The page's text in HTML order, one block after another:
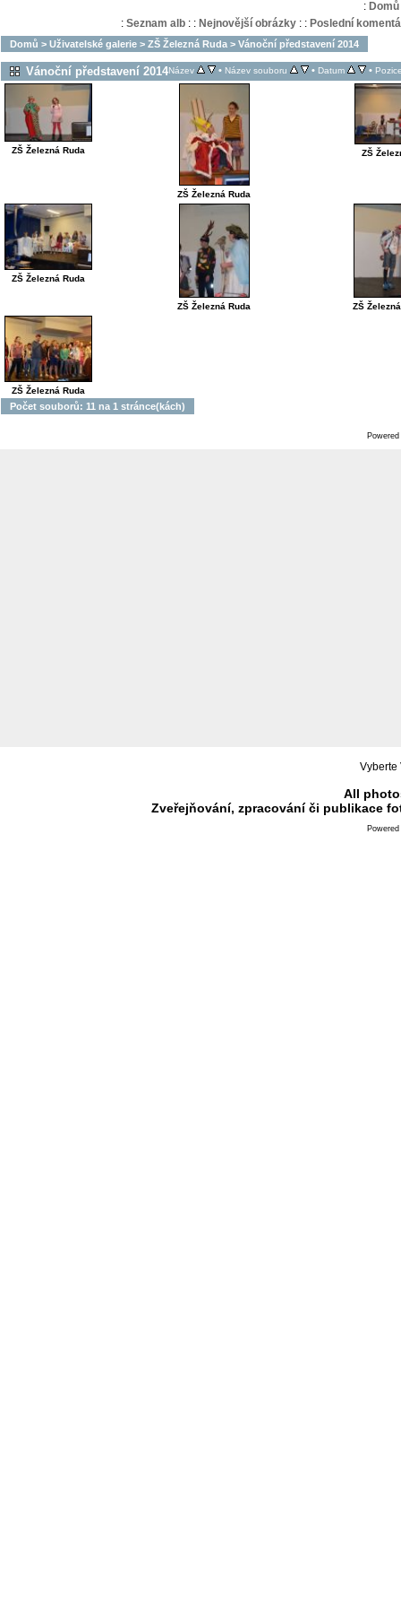
: Domů
: Seznam alb: : Nejnovější obrázky: : Poslední
Domů > Uživatelské galerie > ZŠ Železná Ruda > Vánoční představení 2014
Vánoční představení 2014Název • Název souboru • Datum •
ZŠ Železná Ruda
ZŠ Železná Ruda
ZŠ
ZŠ Železná Ruda
ZŠ Železná Ruda ZŠ
ZŠ Železná Ruda
Počet souborů: 11 na 1 stránce(kách)
Vyberte
All
Zveřejňování, zpracování či publikace